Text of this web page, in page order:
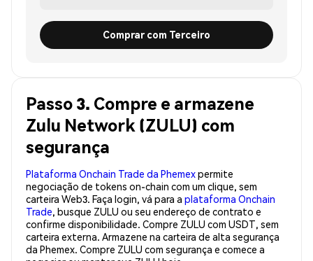
Comprar com Terceiro
Passo 3. Compre e armazene
Zulu Network (ZULU) com
segurança
Plataforma Onchain Trade da Phemexpermite
negociação de tokens on-chain com um clique, sem
carteira Web3. Faça login, vá para a plataforma Onchain
Trade, busque ZULU ou seu endereço de contrato e
confirme disponibilidade. Compre ZULU com USDT, sem
carteira externa. Armazene na carteira de alta segurança
da Phemex. Compre ZULU com segurança e comece a